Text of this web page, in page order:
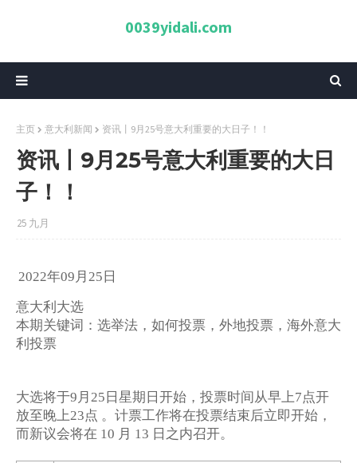
0039yidali.com
主页 意大利新闻 资讯丨9月25号意大利重要的大日子！！
资讯丨9月25号意大利重要的大日
子！！
25 九月
2022年09 月25日
意大利大选
本期关键词：选举法，如何投票，外地投票，海外意大
利投票
大选将于9 月25日星期日开始，投票时间从早上7点开
放至晚上23点 。计票工作将在投票结束后立即开始，
而新议会将在 10 月 13 日之内召开。